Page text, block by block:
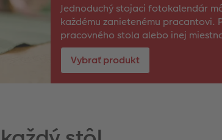
Jednoduchý stojaci fotokalendár
každému zanietenému pracantovi.
pracovného stola alebo inej
Vybrať produkt